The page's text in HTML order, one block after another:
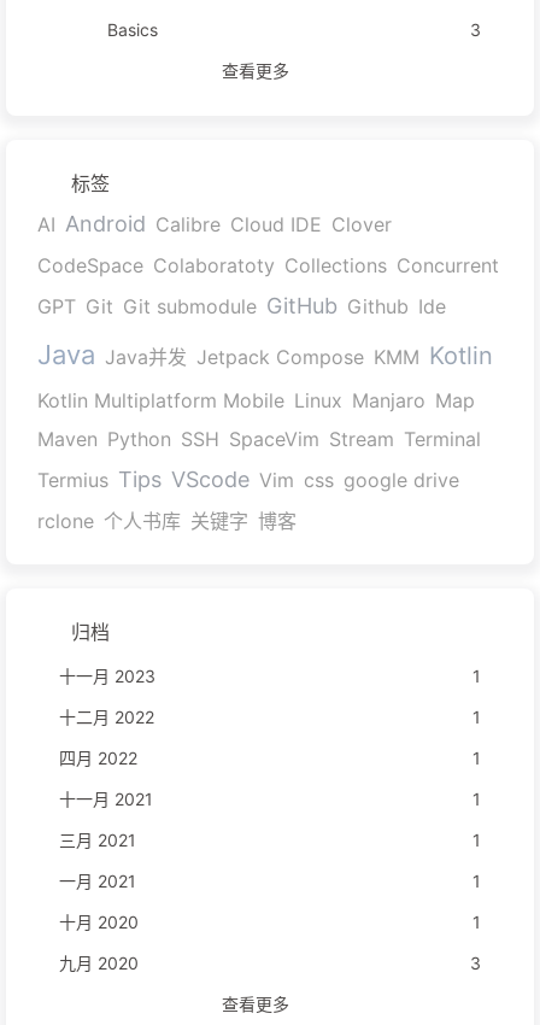
Basics
3
查看更多
标签
AI Android Calibre Cloud IDE Clover
CodeSpace Colaboratoty Collections Concurrent
GPT Git Git submodule GitHub Github Ide
Java Java并发 Jetpack Compose KMM Kotlin
Kotlin Multiplatform Mobile Linux Manjaro Map
Maven Python SSH SpaceVim Stream Terminal
Termius Tips VScode Vim css google drive
rclone 个人书库 关键字 博客
归档
十一月 2023
1
十二月 2022
1
四月 2022
1
十一月 2021
1
三月 2021
1
一月 2021
1
十月 2020
1
九月 2020
3
查看更多